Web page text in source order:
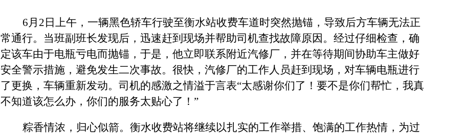
6月2日上午 ，一辆黑色轿车行驶至衡水站收费车道时突然抛锚， 导致后方车辆无法正
常通行。当班副班长发现后，迅速赶到现场并帮助司机查找故障原因 。 经过仔细检查， 确
定该车由于电瓶亏电而抛锚 ， 于是， 他立即联系附近汽修厂， 并在等待期间协助车主做好
安全警示措施，避免发生二次事故。很快，汽修厂的工作人员赶到现场，对车辆电瓶进行
了更换， 车辆重新发动。 司机的感激之情溢于言表“太感谢你们了！要不是你们帮忙，我真
不知道该怎么办，你们的服务太贴心了！ ”
粽香情浓，归心似箭。 衡水收费站将继续以扎实的工作举措、饱满的工作热情， 为过